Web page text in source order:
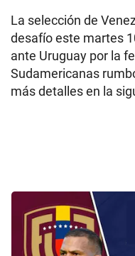
La selección de
desafío este martes
ante Uruguay por la
Sudamericanas
más detalles en la